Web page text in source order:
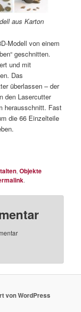
aus Karton
Modell von einem
geschnitten.
und mit
Das
überlassen – der
den Lasercutter
herausschnitt. Fast
die 66 Einzelteile
,Objekte
.
von WordPress